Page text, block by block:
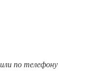
по телефону